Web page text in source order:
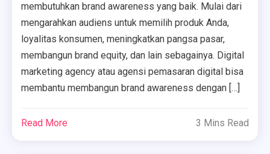
membutuhkan brand awareness yang baik. Mulai dari
mengarahkan audiens untuk memilih produk Anda,
loyalitas konsumen, meningkatkan pangsa pasar,
membangun brand equity, dan lain sebagainya. Digital
marketing agency atau agensi pemasaran digital bisa
membantu membangun brand awareness dengan […]
Read More 3 Mins Read